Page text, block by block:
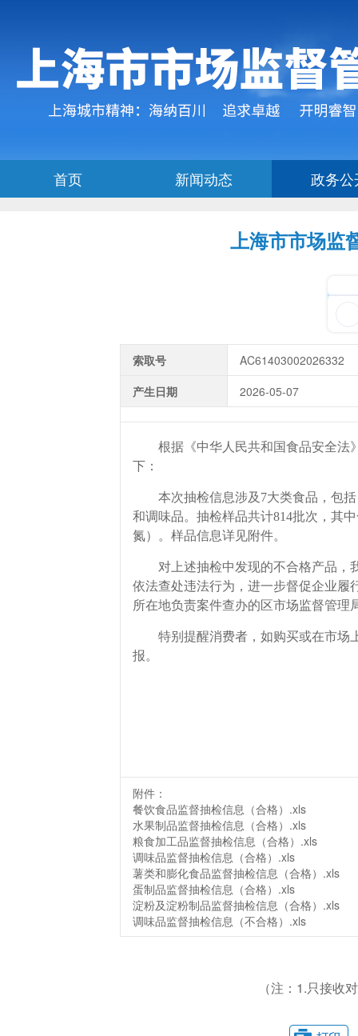
上海市市场监
索取号
AC61403002026332
产生日期
2026-05-07
根据《中华人民共和国食品安全法》
下：
本次抽检信息涉及7大类食品，包括
和调味品。抽检样品共计814批次，其
氮）。样品信息详见附件。
对上述抽检中发现的不合格产品，我
依法查处违法行为，进一步督促企业履
所在地负责案件查办的区市场监督管理
特别提醒消费者，如购买或在市场上
报。
附件：
餐饮食品监督抽检信息（合格）.xls
水果制品监督抽检信息（合格）.xls
粮食加工品监督抽检信息（合格）.xls
调味品监督抽检信息（合格）.xls
薯类和膨化食品监督抽检信息（合格）.xls
蛋制品监督抽检信息（合格）.xls
淀粉及淀粉制品监督抽检信息（合格）.xls
调味品监督抽检信息（不合格）.xls
（注：1.只接收